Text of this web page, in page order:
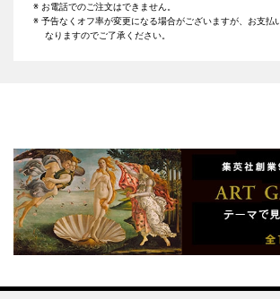
※ お電話でのご注文はできません。
※ 予告なくオフ率が変更になる場合がございますが、お支払
なりますのでご了承ください。